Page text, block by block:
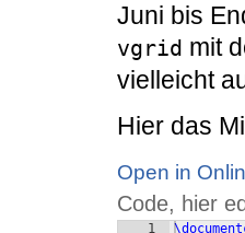
Juni bis
vgrid mit
vielleicht
Hier das
Open in
Code, hier
1